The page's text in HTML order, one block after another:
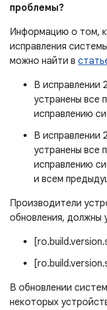
проблемы?
Информацию о том,
исправления
можно найти в
В исправлении
устранены все
исправлению
В исправлении
устранены все
исправлению
и всем
Производители
обновления, должны
В обновлении
некоторых